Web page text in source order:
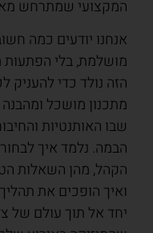
המקצועי שמתרחש
אנחנו יודעים כמה
מושלמת, בלי הפתעות
הזה נולד כדי
שבו האותנטיות
הבמה. נלמד איך
הקהל, מהן השאלות
ואיך הופכים את
יחד אל תוך עולם של